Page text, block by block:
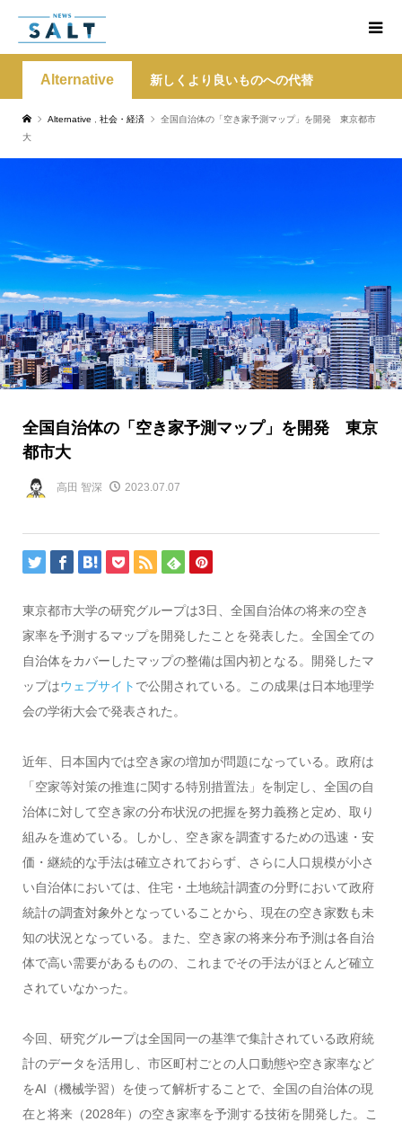
Alternative 新しくより良いものへの代替
Alternative 社会・経済
全国自治体の「空き家予測マップ」を開発 東京都市
大
全国自治体の「空き家予測マップ」を開発 東京
都市大
高田 智深 2023.07.07
東京都市大学の研究グループは3日、全国自治体の将来の空き
家率を予測するマップを開発したことを発表した。全国全ての
自治体をカバーしたマップの整備は国内初となる。開発したマ
ップはウェブサイト で公開されている。この成果は日本地理学
会の学術大会で発表された。
近年、日本国内では空き家の増加が問題になっている。政府は
「空家等対策の推進に関する特別措置法」を制定し、全国の自
治体に対して空き家の分布状況の把握を努力義務と定め、取り
組みを進めている。しかし、空き家を調査するための迅速・安
価・継続的な手法は確立されておらず、さらに人口規模が小さ
い自治体においては、住宅・土地統計調査の分野において政府
統計の調査対象外となっていることから、現在の空き家数も未
知の状況となっている。また、空き家の将来分布予測は各自治
体で高い需要があるものの、これまでその手法がほとんど確立
されていなかった。
今回、研究グループは全国同一の基準で集計されている政府統
計のデータを活用し、市区町村ごとの人口動態や空き家率など
をAI（機械学習）を使って解析することで、全国の自治体の現
在と将来（2028年）の空き家率を予測する技術を開発した。こ